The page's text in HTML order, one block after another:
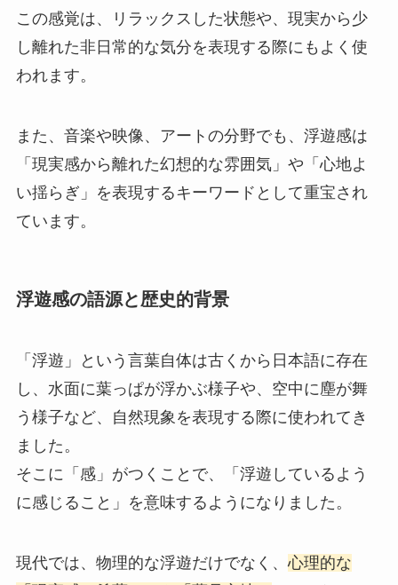
この感覚は、リラックスした状態や、現実から少
し離れた非日常的な気分を表現する際にもよく使
われます。
また、音楽や映像、アートの分野でも、浮遊感は
「現実感から離れた幻想的な雰囲気」や「心地よ
い揺らぎ」を表現するキーワードとして重宝され
ています。
浮遊感の語源と歴史的背景
「浮遊」という言葉自体は古くから日本語に存在
し、水面に葉っぱが浮かぶ様子や、空中に塵が舞
う様子など、自然現象を表現する際に使われてき
ました。
そこに「感」がつくことで、「浮遊しているよう
に感じること」を意味するようになりました。
現代では、物理的な浮遊だけでなく、心理的な